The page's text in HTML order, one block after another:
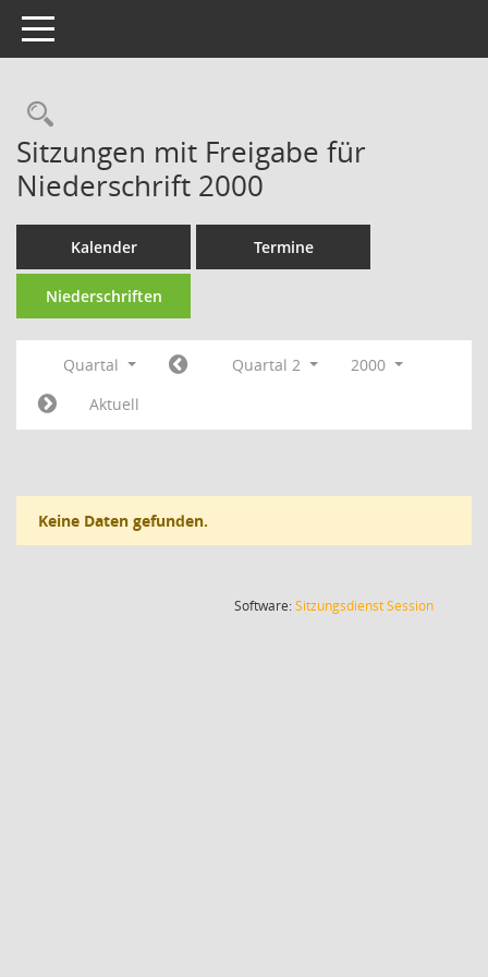
Toggle navigation
Rechercheauswahl
Sitzungen mit Freigabe für
Niederschrift 2000
Kalender Termine
Niederschriften
Quartal Quartal 2
2000
Aktuell
Keine Daten gefunden.
Software:SitzungsdienstSession(Wird in